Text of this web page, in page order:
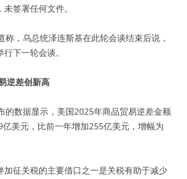
签署任何文件。
称，乌总统泽连斯基在此轮会谈结束后说，
下一轮会谈。
逆差创新高
的数据显示，美国2025年商品贸易逆差金额
美元，比前一年增加255亿美元，增幅为
加征关税的主要借口之一是关税有助于减少